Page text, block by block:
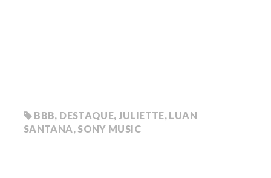
BBB, DESTAQUE, JULIETTE, LUAN
SANTANA, SONY MUSIC